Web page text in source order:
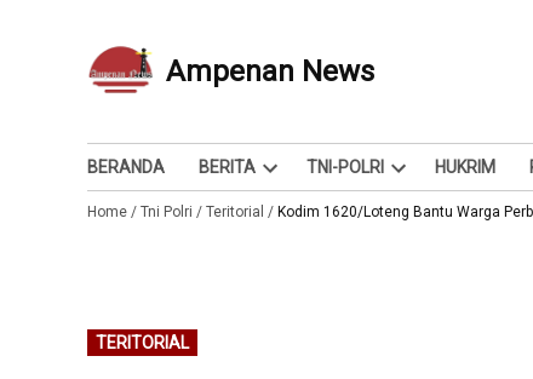
Ampenan News
Berita dan Info
BERANDA BERITA
Open
dropdown
TNI-POLRI
Open
dropdown
HUKRIM
Home / Tni Polri / Teritorial / Kodim 1620/Loteng Bantu Warga
POSTED
IN
TERITORIAL